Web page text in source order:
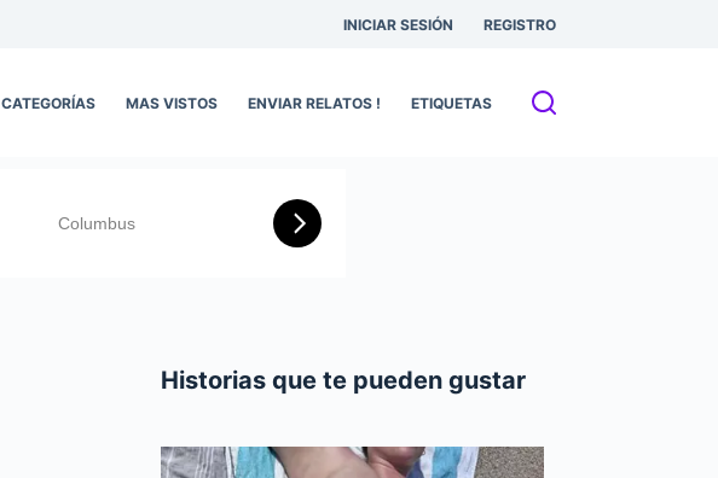
INICIAR SESIÓN REGISTRO
CATEGORÍAS MAS VISTOS ENVIAR RELATOS ! ETIQUETAS
Historias que te pueden gustar